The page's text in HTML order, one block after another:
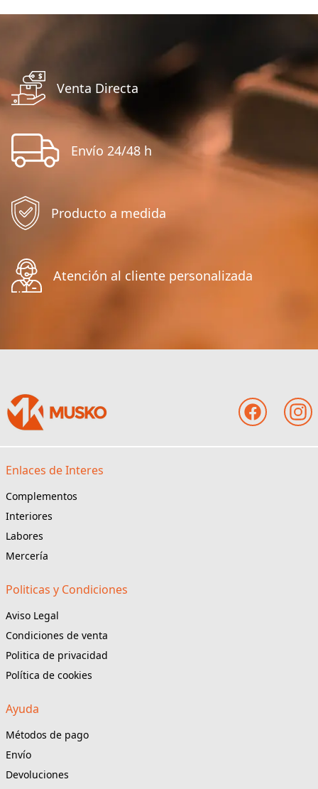
Venta Directa
Envío 24/48 h
Producto a medida
Atención al cliente personalizada
Enlaces de Interes
Complementos
Interiores
Labores
Mercería
Politicas y Condiciones
Aviso Legal
Condiciones de venta
Politica de privacidad
Política de cookies
Ayuda
Métodos de pago
Envío
Devoluciones